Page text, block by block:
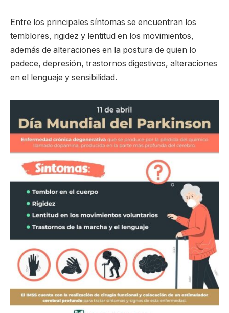
Entre los principales síntomas se encuentran los
temblores, rigidez y lentitud en los movimientos,
además de alteraciones en la postura de quien lo
padece, depresión, trastornos digestivos, alteraciones
en el lenguaje y sensibilidad.